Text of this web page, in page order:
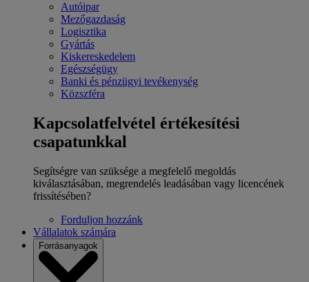
Autóipar
Mezőgazdaság
Logisztika
Gyártás
Kiskereskedelem
Egészségügy
Banki és pénzügyi tevékenység
Közszféra
Kapcsolatfelvétel értékesítési
csapatunkkal
Segítségre van szüksége a megfelelő megoldás
kiválasztásában, megrendelés leadásában vagy licencének
frissítésében?
Forduljon hozzánk
Vállalatok számára
Forrásanyagok